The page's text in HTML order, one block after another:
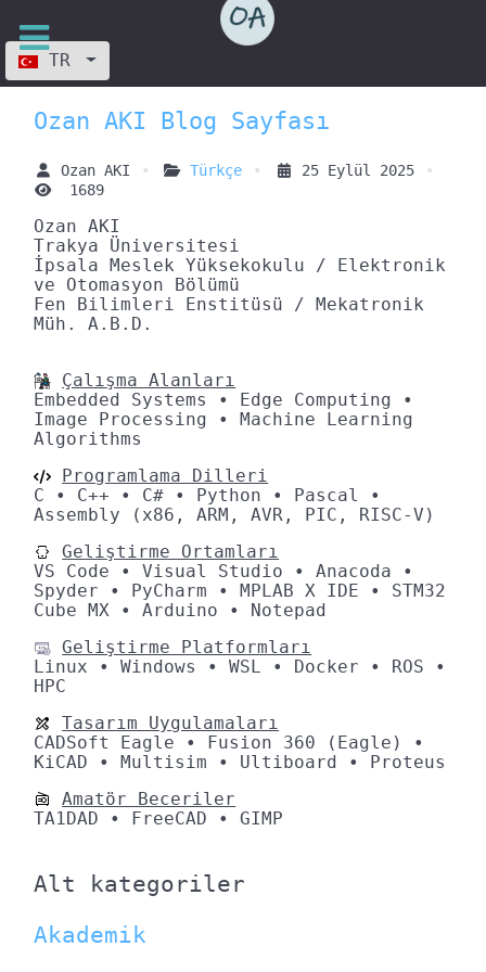
Dilinizi seçin
TR
Ozan AKI Blog Sayfası
Ozan AKI Türkçe
25 Eylül 2025
1689
Ozan AKI
Trakya Üniversitesi
İpsala Meslek Yüksekokulu / Elektronik
ve Otomasyon Bölümü
Fen Bilimleri Enstitüsü / Mekatronik
Müh. A.B.D.
Çalışma Alanları
Embedded Systems • Edge Computing •
Image Processing • Machine Learning
Algorithms
Programlama Dilleri
C • C++ • C# • Python • Pascal •
Assembly (x86, ARM, AVR, PIC, RISC-V)
Geliştirme Ortamları
VS Code • Visual Studio • Anacoda •
Spyder • PyCharm • MPLAB X IDE • STM32
Cube MX • Arduino • Notepad
Geliştirme Platformları
Linux • Windows • WSL • Docker • ROS •
HPC
Tasarım Uygulamaları
CADSoft Eagle • Fusion 360 (Eagle) •
KiCAD • Multisim • Ultiboard • Proteus
Amatör Beceriler
TA1DAD • FreeCAD • GIMP
Alt kategoriler
Akademik